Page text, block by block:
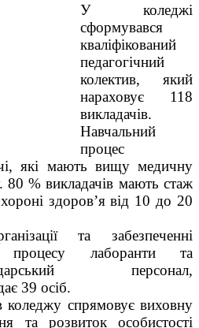
У коледжі
сформувався
кваліфікований
педагогічний
колектив, який
нараховує 118
викладачів.
Навчальний
процес
які мають вищу медичну
80 % викладачів мають стаж
здоров’я від 10 до 20
та забезпеченні
процесу лаборанти та
персонал,
39 осіб.
коледжу спрямовує виховну
та розвиток особистості